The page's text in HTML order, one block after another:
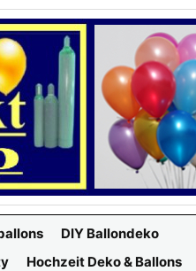
DIY Ballondeko
Hochzeit Deko & Ballons